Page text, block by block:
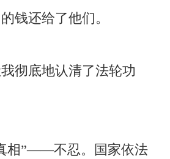
钱还给了他们。
底地认清了法轮功
”——不忍。国家依法